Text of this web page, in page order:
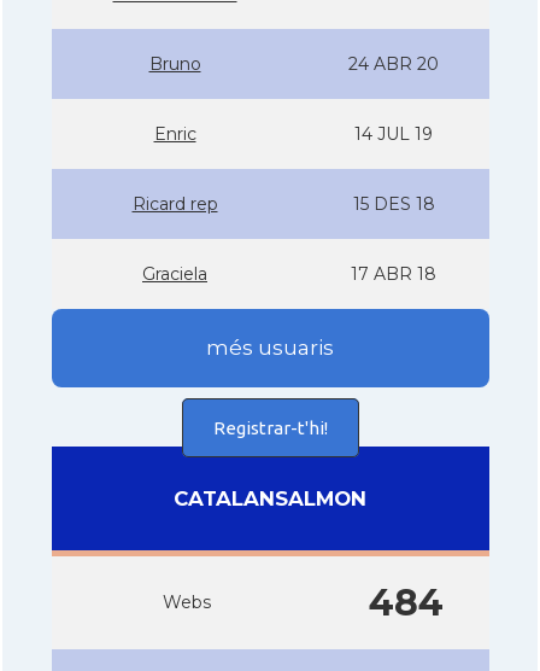
Bruno 24 ABR 20
Enric 14 JUL 19
Ricard rep 15 DES 18
Graciela 17 ABR 18
més usuaris
Registrar-t'hi!
CATALANSALMON
Webs 484